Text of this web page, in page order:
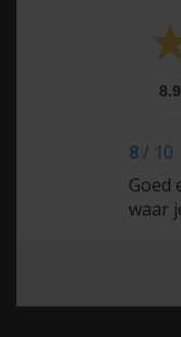
8.9
8/ 10
Goed
waar